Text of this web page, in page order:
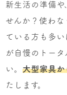
新生活の準備や
せんか？使わ
ている方も多い
が自慢のトー
い。大型家具か
たします。